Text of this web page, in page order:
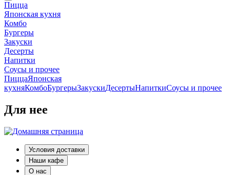
Пицца
Японская кухня
Комбо
Бургеры
Закуски
Десерты
Напитки
Соусы и прочее
ПиццаЯпонская
кухняКомбоБургерыЗакускиДесертыНапиткиСоусы и прочее
Для нее
Условия доставки
Наши кафе
О нас